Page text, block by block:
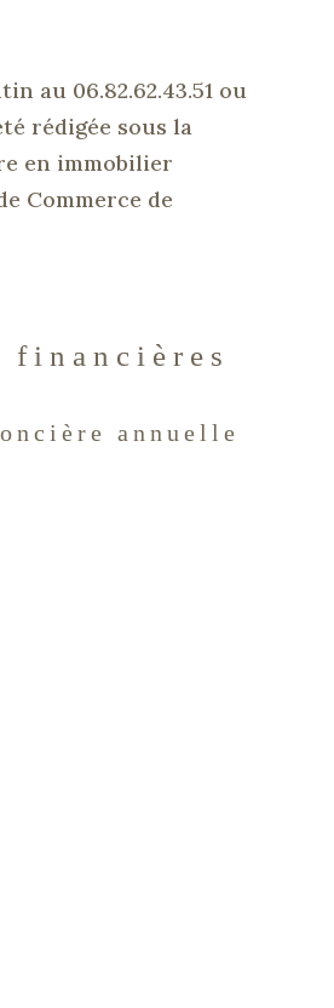
au 06.82.62.43.51 ou
rédigée sous la
en immobilier
Commerce de
financières
Valeurs
annuelle